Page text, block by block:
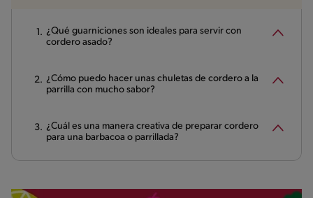
¿Qué guarniciones son ideales para servir con
cordero asado?
¿Cómo puedo hacer unas chuletas de cordero a la
parrilla con mucho sabor?
¿Cuál es una manera creativa de preparar cordero
para una barbacoa o parrillada?